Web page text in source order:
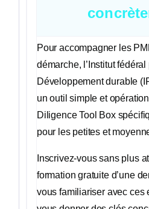
Pour accompagner les
démarche, l’Institut fédéral
Développement durable
un outil simple et
Diligence Tool Box
pour les petites et
Inscrivez-vous sans plus
formation gratuite d’une
vous familiariser avec ces